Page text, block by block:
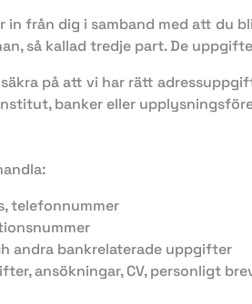
från dig i samband med att du
så kallad tredje part. De
på att vi har rätt
banker eller
telefonnummer
andra bankrelaterade uppgifter
ansökningar, CV, personligt